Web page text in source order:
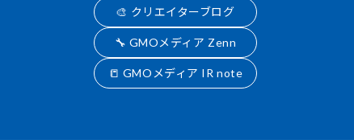
🎨 クリエイターブログ
🔧 GMOメディア Zenn
📒 GMOメディア IR note